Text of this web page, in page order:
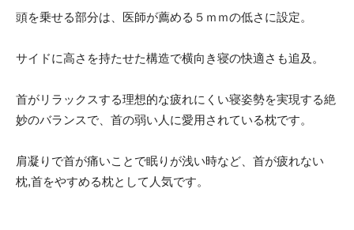
頭を乗せる部分は、医師が薦める５ｍｍの低さに設定。
サイドに高さを持たせた構造で横向き寝の快適さも追及。
首がリラックスする理想的な疲れにくい寝姿勢を実現する絶
妙のバランスで、首の弱い人に愛用されている枕です。
肩凝りで首が痛いことで眠りが浅い時など、首が疲れない
枕,首をやすめる枕として人気です。